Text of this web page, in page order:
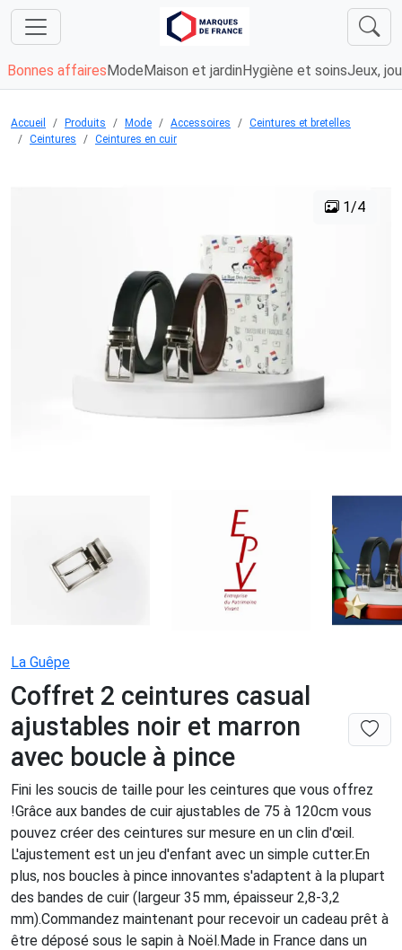
Bonnes affaires Mode Maison et jardin Hygiène et soinsJeux,
Accueil Produits Mode Accessoires
Ceintures et bretelles
Ceintures
Ceintures en cuir
1/4
La Guêpe
Coffret 2 ceintures casual
ajustables noir et marron
avec boucle à pince
Fini les soucis de taille pour les ceintures que vous offrez
!Grâce aux bandes de cuir ajustables de 75 à 120cm vous
pouvez créer des ceintures sur mesure en un clin d'œil.
L'ajustement est un jeu d'enfant avec un simple cutter.En
plus, nos boucles à pince innovantes s'adaptent à la plupart
des bandes de cuir (largeur 35 mm, épaisseur 2,8-3,2
mm).Commandez maintenant pour recevoir un cadeau prêt à
être déposé sous le sapin à Noël.Made in France dans un